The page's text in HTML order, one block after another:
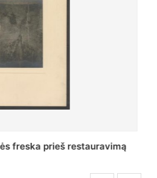
bibliotekos Profesorių